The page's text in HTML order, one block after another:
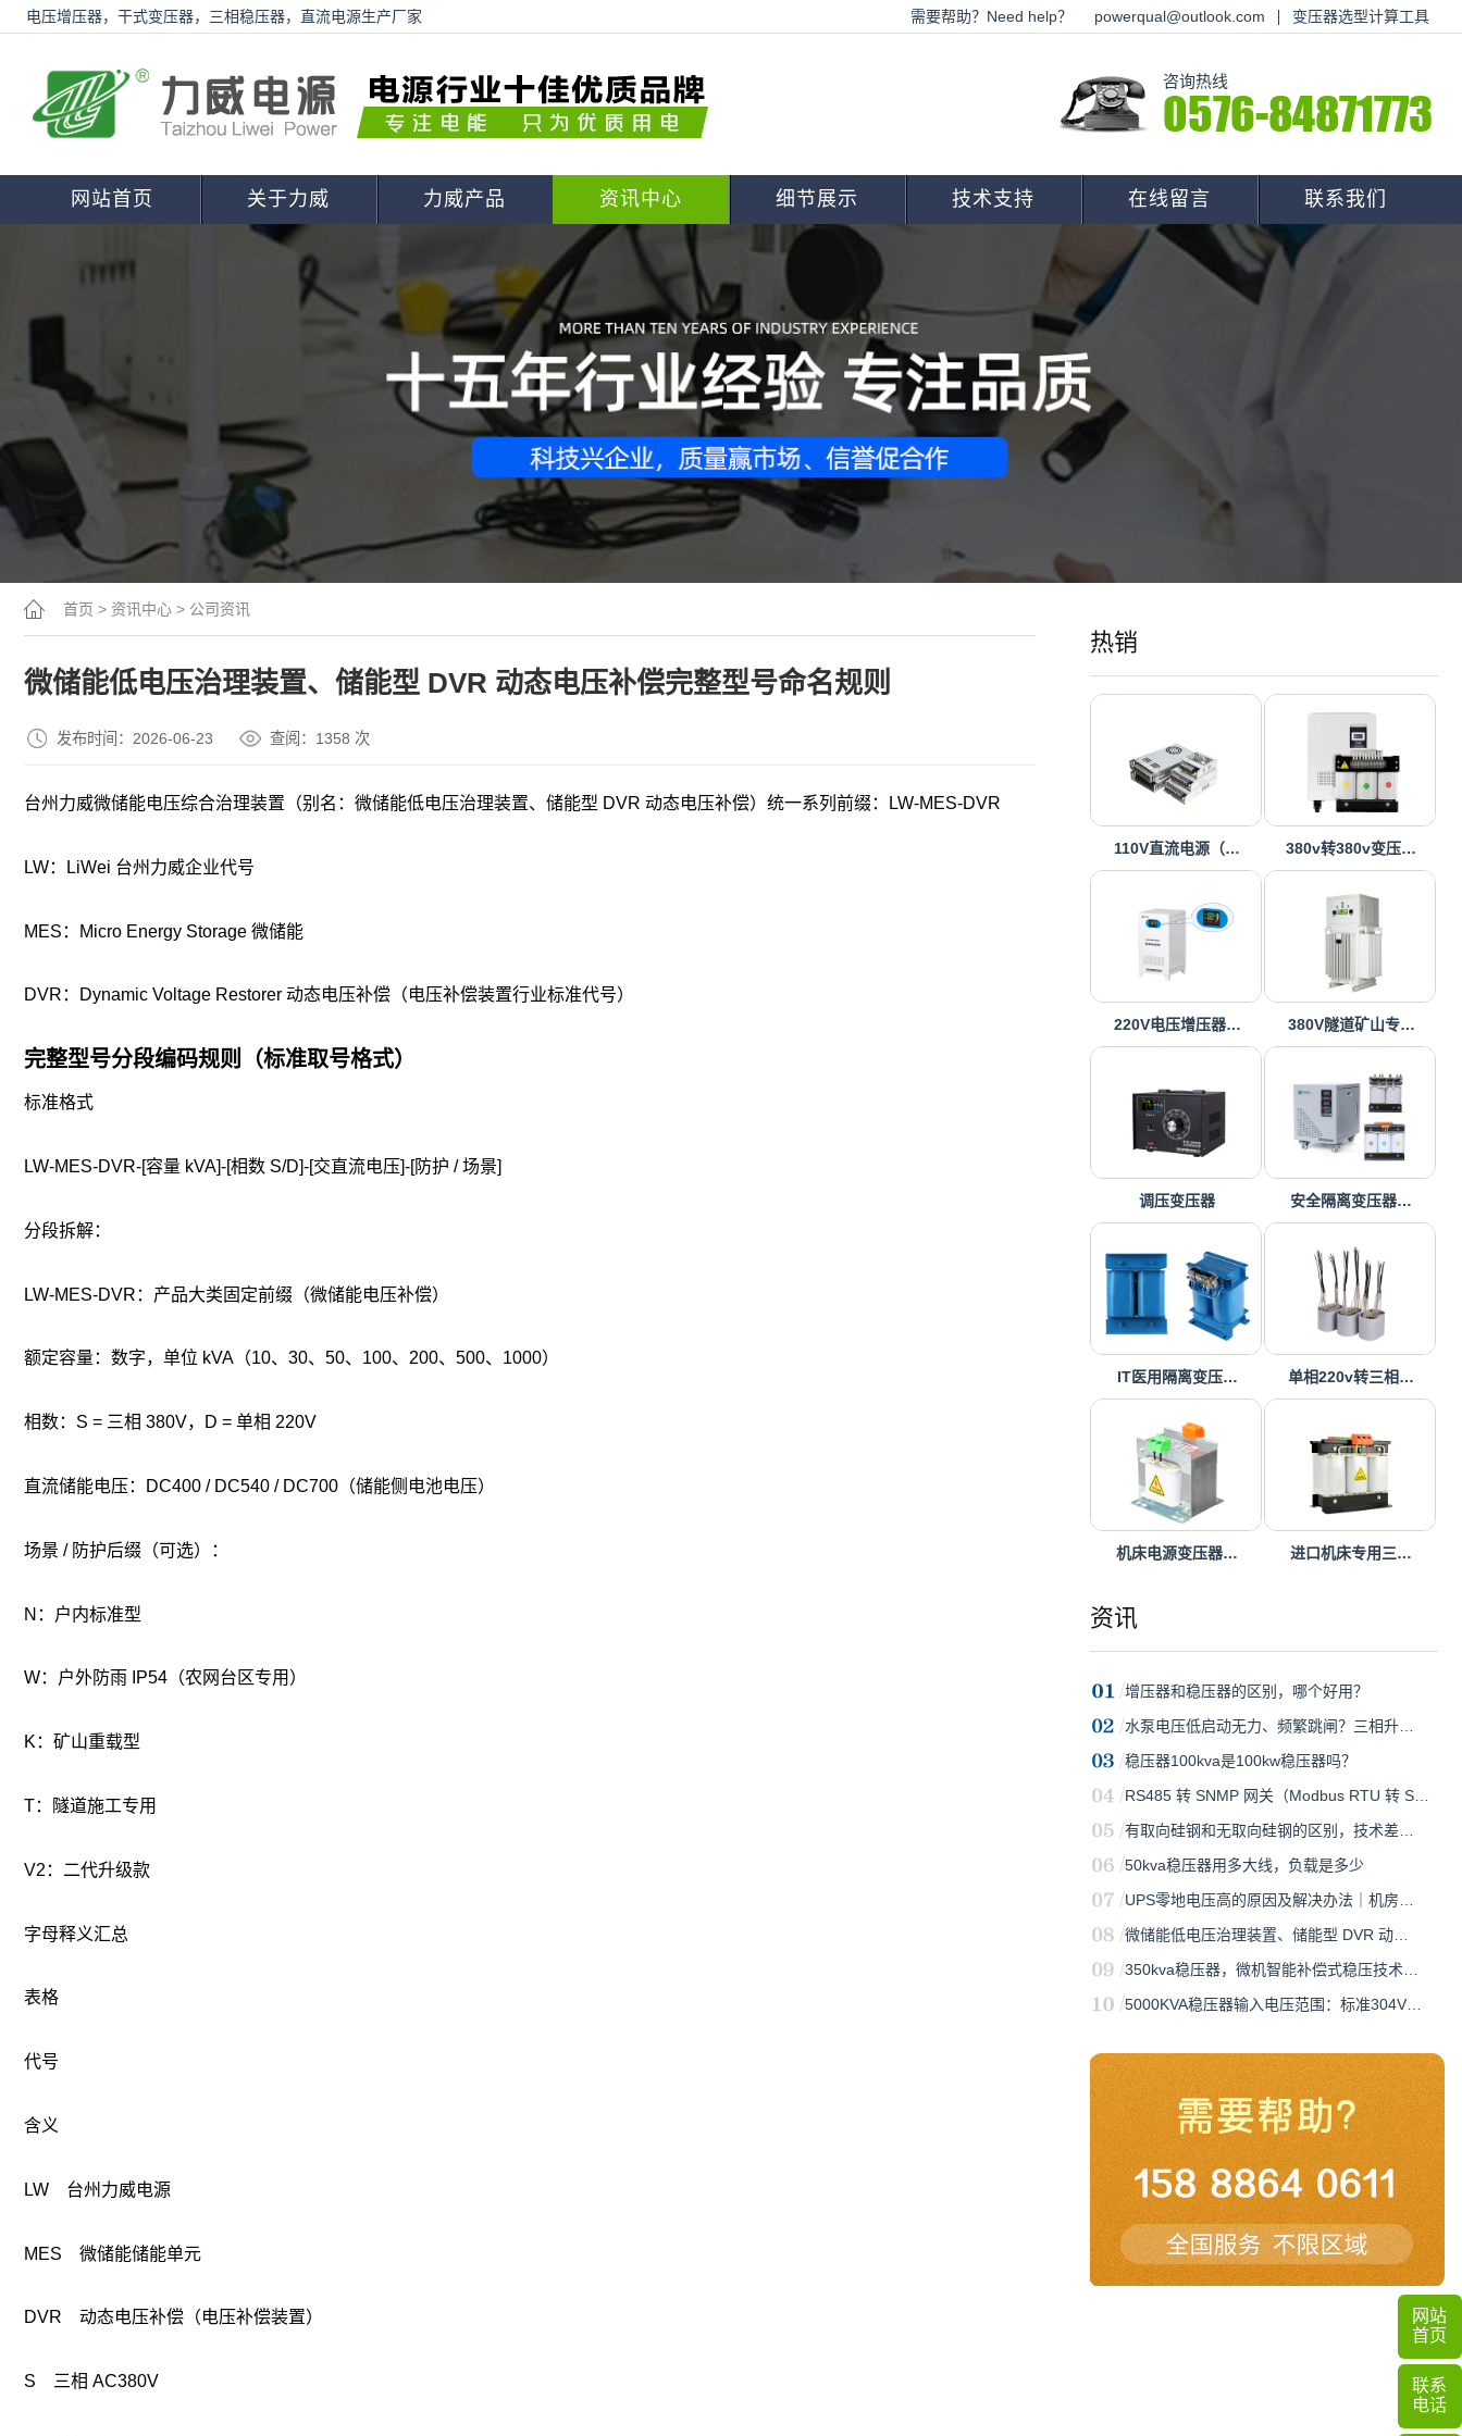
电压增压器，干式变压器，三相稳压器，直流电源生产厂家 需要帮助？Need help？ powerqual@outlook.com 变压器选型计算工具
咨询热线
0576-84871773
网站首页 关于力威 力威产品 资讯中心 细节展示 技术支持 在线留言 联系我们
热销
110V直流电源（… 380v转380v变压…
220V电压增压器… 380V隧道矿山专…
调压变压器 安全隔离变压器…
IT医用隔离变压… 单相220v转三相…
机床电源变压器… 进口机床专用三…
资讯
增压器和稳压器的区别，哪个好用？
水泵电压低启动无力、频繁跳闸？三相升…
稳压器100kva是100kw稳压器吗？
RS485 转 SNMP 网关（Modbus RTU 转 S…
有取向硅钢和无取向硅钢的区别，技术差…
50kva稳压器用多大线，负载是多少
UPS零地电压高的原因及解决办法｜机房…
微储能低电压治理装置、储能型 DVR 动…
350kva稳压器，微机智能补偿式稳压技术…
5000KVA稳压器输入电压范围：标准304V…
首页 > 资讯中心 > 公司资讯
微储能低电压治理装置、储能型 DVR 动态电压补偿完整型号命名规则
发布时间：2026-06-23 查阅：1358 次
台州力威微储能电压综合治理装置（别名：微储能低电压治理装置、储能型 DVR 动态电压补偿）统一系列前缀：LW-MES-DVR
LW：LiWei 台州力威企业代号
MES：Micro Energy Storage 微储能
DVR：Dynamic Voltage Restorer 动态电压补偿（电压补偿装置行业标准代号）
完整型号分段编码规则（标准取号格式）
标准格式
LW-MES-DVR-[容量 kVA]-[相数 S/D]-[交直流电压]-[防护 / 场景]
分段拆解：
LW-MES-DVR：产品大类固定前缀（微储能电压补偿）
额定容量：数字，单位 kVA（10、30、50、100、200、500、1000）
相数：S = 三相 380V，D = 单相 220V
直流储能电压：DC400 / DC540 / DC700（储能侧电池电压）
场景 / 防护后缀（可选）：
N：户内标准型
W：户外防雨 IP54（农网台区专用）
K：矿山重载型
T：隧道施工专用
V2：二代升级款
字母释义汇总
表格
代号
含义
LW 台州力威电源
MES 微储能储能单元
DVR 动态电压补偿（电压补偿装置）
S 三相 AC380V
网站
首页
联系
电话